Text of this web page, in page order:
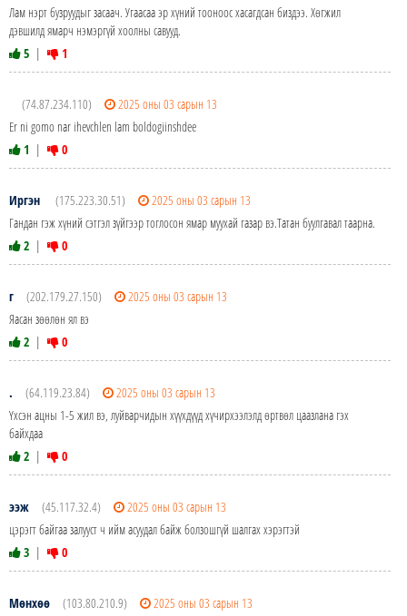
Лам нэрт бузруудыг засаач. Угаасаа эр хүний тооноос хасагдсан биздээ. Хөгжил
дэвшилд ямарч нэмэргүй хоолны савууд.
5 | 1
(74.87.234.110)
2025 оны 03 сарын 13
Er ni gomo nar ihevchlen lam boldogiinshdee
1 | 0
Иргэн (175.223.30.51)
2025 оны 03 сарын 13
Гандан гэж хүний сэтгэл зүйгээр тоглосон ямар муухай газар вэ.Татан буулгавал таарна.
2 | 0
г (202.179.27.150)
2025 оны 03 сарын 13
Яасан зөөлөн ял вэ
2 | 0
. (64.119.23.84)
2025 оны 03 сарын 13
Үхсэн ацны 1-5 жил вэ, луйварчидын хүүхдүүд хүчирхээлэлд өртвөл цаазлана гэх
байхдаа
2 | 0
ээж (45.117.32.4)
2025 оны 03 сарын 13
цэрэгт байгаа залууст ч ийм асуудал байж болзошгүй шалгах хэрэгтэй
3 | 0
Мөнхөө (103.80.210.9)
2025 оны 03 сарын 13